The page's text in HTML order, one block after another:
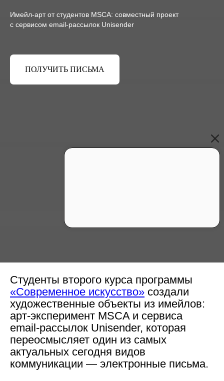
Имейл-арт от студентов MSCA: совместный проект
с сервисом email-рассылок Unisender
ПОЛУЧИТЬ ПИСЬМА
Студенты второго курса программы
«Современное искусство» создали
художественные объекты из имейлов:
арт-эксперимент MSCA и сервиса
email-рассылок Unisender, которая
переосмысляет один из самых
актуальных сегодня видов
коммуникации — электронные письма.